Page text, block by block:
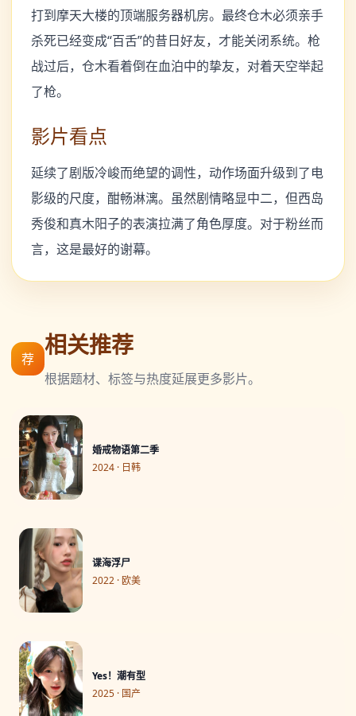
打到摩天大楼的顶端服务器机房。最终仓木必须亲手
杀死已经变成“百舌”的昔日好友，才能关闭系统。枪
战过后，仓木看着倒在血泊中的挚友，对着天空举起
了枪。
影片看点
延续了剧版冷峻而绝望的调性，动作场面升级到了电
影级的尺度，酣畅淋漓。虽然剧情略显中二，但西岛
秀俊和真木阳子的表演拉满了角色厚度。对于粉丝而
言，这是最好的谢幕。
荐 相关推荐
根据题材、标签与热度延展更多影片。
婚戒物语第二季
2024 · 日韩
谍海浮尸
2022 · 欧美
Yes！潮有型
2025 · 国产